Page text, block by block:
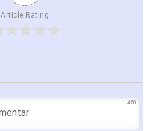
Article Rating
450